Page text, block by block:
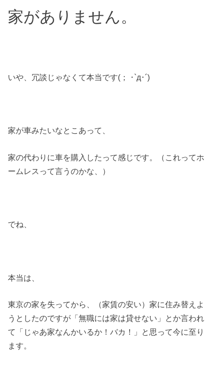
家がありません。
いや、冗談じゃなくて本当です(； ･`д･´)
家が車みたいなとこあって、
家の代わりに車を購入したって感じです。（これってホ
ームレスって言うのかな、）
でね、
本当は、
東京の家を失ってから、（家賃の安い）家に住み替えよ
うとしたのですが「無職には家は貸せない」とか言われ
て「じゃあ家なんかいるか！バカ！」と思って今に至り
ます。